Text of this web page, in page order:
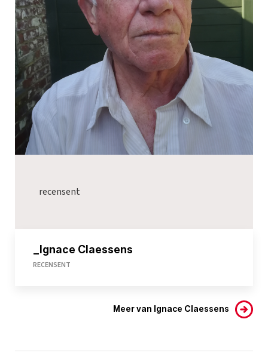
recensent
_Ignace Claessens
RECENSENT
Meer van Ignace Claessens